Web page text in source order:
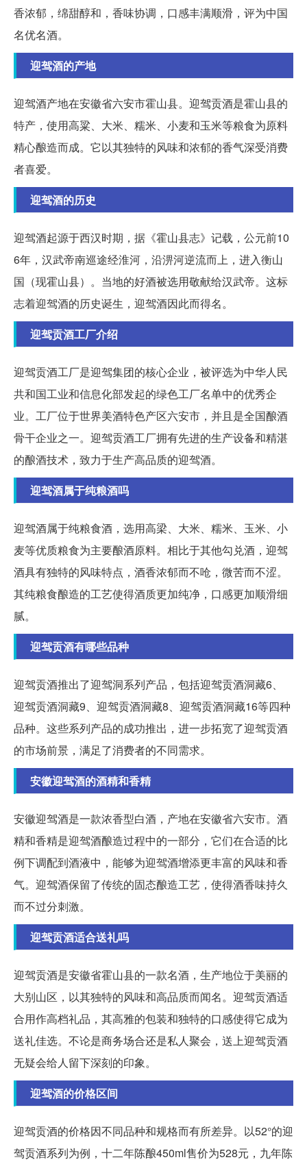
香浓郁，绵甜醇和，香味协调，口感丰满顺滑，评为中国
名优名酒。
迎驾酒的产地
迎驾酒产地在安徽省六安市霍山县。迎驾贡酒是霍山县的
特产，使用高粱、大米、糯米、小麦和玉米等粮食为原料
精心酿造而成。它以其独特的风味和浓郁的香气深受消费
者喜爱。
迎驾酒的历史
迎驾酒起源于西汉时期，据《霍山县志》记载，公元前10
6年，汉武帝南巡途经淮河，沿淠河逆流而上，进入衡山
国（现霍山县）。当地的好酒被选用敬献给汉武帝。这标
志着迎驾酒的历史诞生，迎驾酒因此而得名。
迎驾贡酒工厂介绍
迎驾贡酒工厂是迎驾集团的核心企业，被评选为中华人民
共和国工业和信息化部发起的绿色工厂名单中的优秀企
业。工厂位于世界美酒特色产区六安市，并且是全国酿酒
骨干企业之一。迎驾贡酒工厂拥有先进的生产设备和精湛
的酿酒技术，致力于生产高品质的迎驾酒。
迎驾酒属于纯粮酒吗
迎驾酒属于纯粮食酒，选用高梁、大米、糯米、玉米、小
麦等优质粮食为主要酿酒原料。相比于其他勾兑酒，迎驾
酒具有独特的风味特点，酒香浓郁而不呛，微苦而不涩。
其纯粮食酿造的工艺使得酒质更加纯净，口感更加顺滑细
腻。
迎驾贡酒有哪些品种
迎驾贡酒推出了迎驾洞系列产品，包括迎驾贡酒洞藏6、
迎驾贡酒洞藏9、迎驾贡酒洞藏8、迎驾贡酒洞藏16等四种
品种。这些系列产品的成功推出，进一步拓宽了迎驾贡酒
的市场前景，满足了消费者的不同需求。
安徽迎驾酒的酒精和香精
安徽迎驾酒是一款浓香型白酒，产地在安徽省六安市。酒
精和香精是迎驾酒酿造过程中的一部分，它们在合适的比
例下调配到酒液中，能够为迎驾酒增添更丰富的风味和香
气。迎驾酒保留了传统的固态酿造工艺，使得酒香味持久
而不过分刺激。
迎驾贡酒适合送礼吗
迎驾贡酒是安徽省霍山县的一款名酒，生产地位于美丽的
大别山区，以其独特的风味和高品质而闻名。迎驾贡酒适
合用作高档礼品，其高雅的包装和独特的口感使得它成为
送礼佳选。不论是商务场合还是私人聚会，送上迎驾贡酒
无疑会给人留下深刻的印象。
迎驾酒的价格区间
迎驾贡酒的价格因不同品种和规格而有所差异。以52°的迎
驾贡酒系列为例，十二年陈酿450ml售价为528元，九年陈